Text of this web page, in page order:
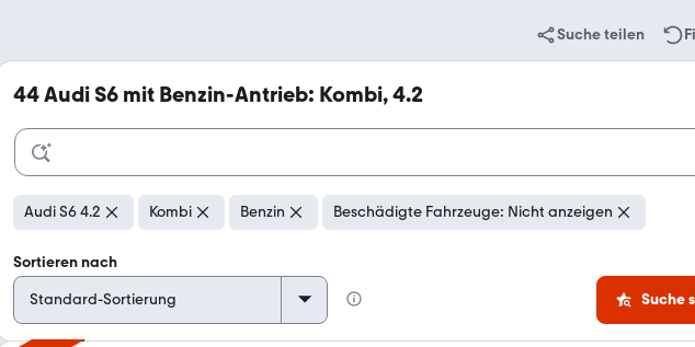
Suche teilen
44Audi S6 mit Benzin-Antrieb: Kombi, 4.2
Audi S6 4.2 Kombi Benzin Beschädigte Fahrzeuge: Nicht anzeigen
Sortieren nach
Suche